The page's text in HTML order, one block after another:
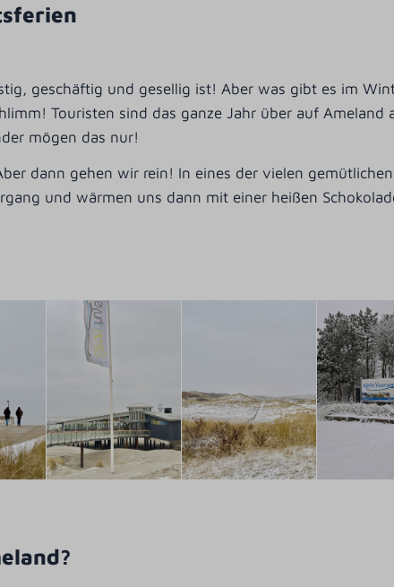
geschäftig und gesellig ist! Aber was gibt es im
Touristen sind das ganze Jahr über auf
mögen das nur!
dann gehen wir rein! In eines der vielen
und wärmen uns dann mit einer heißen